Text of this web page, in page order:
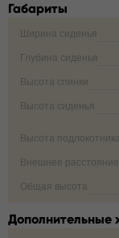
Габариты
Ширина сиденья
Глубина сиденья
Высота спинки
Высота сиденья
Высота
Внешнее
Общая высота
Дополнительные